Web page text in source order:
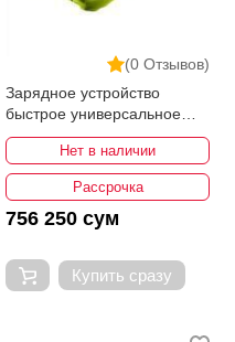
(0 Отзывов)
Зарядное устройство
быстрое универсальное
Ryobi RC18150 ONE+
5133002638Нет в наличии
Рассрочка
756 250 сум
Купить сразу